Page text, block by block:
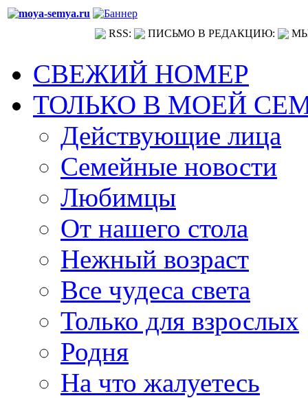
RSS: ПИСЬМО В РЕДАКЦИЮ:
СВЕЖИЙ НОМЕР
ТОЛЬКО В МОЕЙ
Действующие лица
Семейные новости
Любимцы
От нашего стола
Нежный возраст
Все чудеса света
Только для взрослых
Родня
На что жалуетесь